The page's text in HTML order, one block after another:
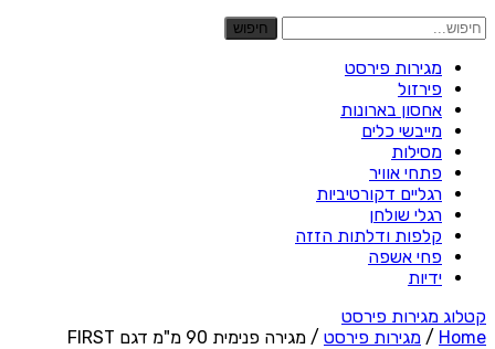
חיפוש
מגירות פירסט
פירזול
אחסון בארונות
מייבשי כלים
מסילות
פתחי אוויר
רגליים דקורטיביות
רגלי שולחן
קלפות ודלתות הזזה
פחי אשפה
ידיות
קטלוג מגירות פירסט
Home
/ מגירות פירסט / מגירה פנימית 90 מ"מ דגם FIRST